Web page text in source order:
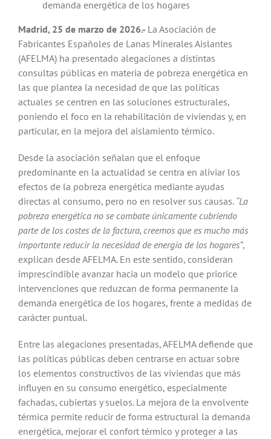
demanda energética de los hogares
Madrid, 25 de marzo de 2026.- La Asociación de
Fabricantes Españoles de Lanas Minerales Aislantes
(AFELMA) ha presentado alegaciones a distintas
consultas públicas en materia de pobreza energética en
las que plantea la necesidad de que las políticas
actuales se centren en las soluciones estructurales,
poniendo el foco en la rehabilitación de viviendas y, en
particular, en la mejora del aislamiento térmico.
Desde la asociación señalan que el enfoque
predominante en la actualidad se centra en aliviar los
efectos de la pobreza energética mediante ayudas
directas al consumo, pero no en resolver sus causas. “La
pobreza energética no se combate únicamente cubriendo
parte de los costes de la factura, creemos que es mucho más
importante reducir la necesidad de energía de los hogares”,
explican desde AFELMA. En este sentido, consideran
imprescindible avanzar hacia un modelo que priorice
intervenciones que reduzcan de forma permanente la
demanda energética de los hogares, frente a medidas de
carácter puntual.
Entre las alegaciones presentadas, AFELMA defiende que
las políticas públicas deben centrarse en actuar sobre
los elementos constructivos de las viviendas que más
influyen en su consumo energético, especialmente
fachadas, cubiertas y suelos. La mejora de la envolvente
térmica permite reducir de forma estructural la demanda
energética, mejorar el confort térmico y proteger a las